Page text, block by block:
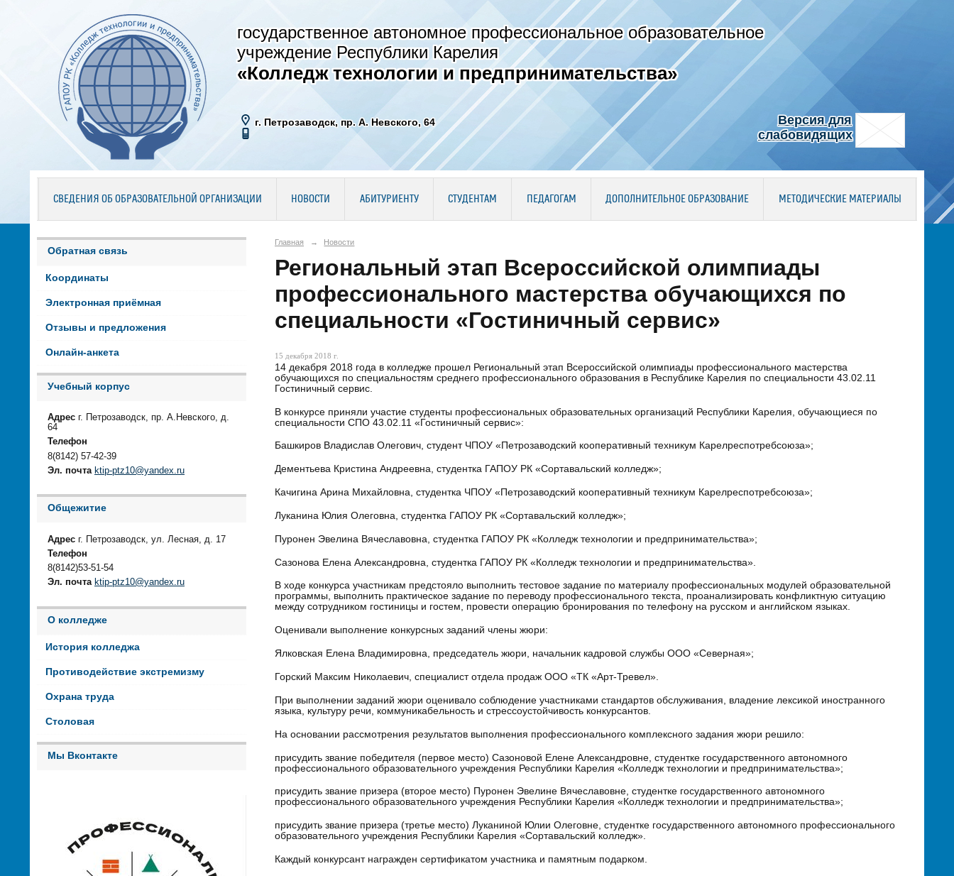
государственное автономное профессиональное образовательное
учреждение Республики Карелия
«Колледж технологии и предпринимательства»
г. Петрозаводск, пр. А. Невского, 64
Версия для
слабовидящих
СВЕДЕНИЯ ОБ ОБРАЗОВАТЕЛЬНОЙ ОРГАНИЗАЦИИ НОВОСТИ АБИТУРИЕНТУ СТУДЕНТАМ ПЕДАГОГАМ ДОПОЛНИТЕЛЬНОЕ ОБРАЗОВАНИЕ МЕТОДИЧЕСКИЕ МАТЕРИАЛЫ
Обратная связь
Координаты
Электронная приёмная
Отзывы и предложения
Онлайн-анкета
Учебный корпус
Адрес г. Петрозаводск, пр. А.Невского, д.
64
Телефон
8(8142) 57-42-39
Эл. почта ktip-ptz10@yandex.ru
Общежитие
Адрес г. Петрозаводск, ул. Лесная, д. 17
Телефон
8(8142)53-51-54
Эл. почта ktip-ptz10@yandex.ru
О колледже
История колледжа
Противодействие экстремизму
Охрана труда
Столовая
Мы Вконтакте
Главная → Новости
Региональный этап Всероссийской олимпиады
профессионального мастерства обучающихся по
специальности «Гостиничный сервис»
15 декабря 2018 г.
14 декабря 2018 года в колледже прошел Региональный этап Всероссийской олимпиады профессионального мастерства
обучающихся по специальностям среднего профессионального образования в Республике Карелия по специальности 43.02.11
Гостиничный сервис.
В конкурсе приняли участие студенты профессиональных образовательных организаций Республики Карелия, обучающиеся по
специальности СПО 43.02.11 «Гостиничный сервис»:
Башкиров Владислав Олегович, студент ЧПОУ «Петрозаводский кооперативный техникум Карелреспотребсоюза»;
Дементьева Кристина Андреевна, студентка ГАПОУ РК «Сортавальский колледж»;
Качигина Арина Михайловна, студентка ЧПОУ «Петрозаводский кооперативный техникум Карелреспотребсоюза»;
Луканина Юлия Олеговна, студентка ГАПОУ РК «Сортавальский колледж»;
Пуронен Эвелина Вячеславовна, студентка ГАПОУ РК «Колледж технологии и предпринимательства»;
Сазонова Елена Александровна, студентка ГАПОУ РК «Колледж технологии и предпринимательства».
В ходе конкурса участникам предстояло выполнить тестовое задание по материалу профессиональных модулей образовательной
программы, выполнить практическое задание по переводу профессионального текста, проанализировать конфликтную ситуацию
между сотрудником гостиницы и гостем, провести операцию бронирования по телефону на русском и английском языках.
Оценивали выполнение конкурсных заданий члены жюри:
Ялковская Елена Владимировна, председатель жюри, начальник кадровой службы ООО «Северная»;
Горский Максим Николаевич, специалист отдела продаж ООО «ТК «Арт-Тревел».
При выполнении заданий жюри оценивало соблюдение участниками стандартов обслуживания, владение лексикой иностранного
языка, культуру речи, коммуникабельность и стрессоустойчивость конкурсантов.
На основании рассмотрения результатов выполнения профессионального комплексного задания жюри решило:
присудить звание победителя (первое место) Сазоновой Елене Александровне, студентке государственного автономного
профессионального образовательного учреждения Республики Карелия «Колледж технологии и предпринимательства»;
присудить звание призера (второе место) Пуронен Эвелине Вячеславовне, студентке государственного автономного
профессионального образовательного учреждения Республики Карелия «Колледж технологии и предпринимательства»;
присудить звание призера (третье место) Луканиной Юлии Олеговне, студентке государственного автономного профессионального
образовательного учреждения Республики Карелия «Сортавальский колледж».
Каждый конкурсант награжден сертификатом участника и памятным подарком.